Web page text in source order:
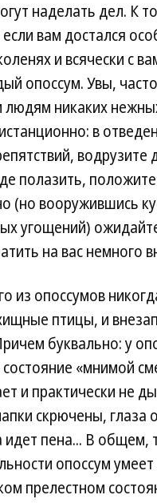
наделать дел. К
вам достался
и всячески с
опоссум. Увы,
никаких
в
водрузите
полазить,
(но вооружившись
угощений)
на вас немного
из опоссумов
птицы, и
буквально: у
«мнимой
и практически не
скрючены, глаза
идет пена... В
опоссум
прелестном